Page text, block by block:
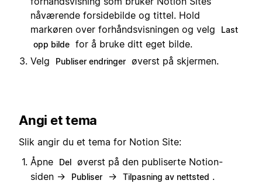
nåværende forsidebilde og tittel. Hold
markøren over forhåndsvisningen og velg
Last
opp bilde for å bruke ditt eget bilde.
Velg
Publiser endringer øverst på skjermen.
Angi et tema
Slik angir du et tema for Notion Site:
Åpne
Del øverst på den publiserte Notion-
siden →
Publiser → Tilpasning av nettsted .